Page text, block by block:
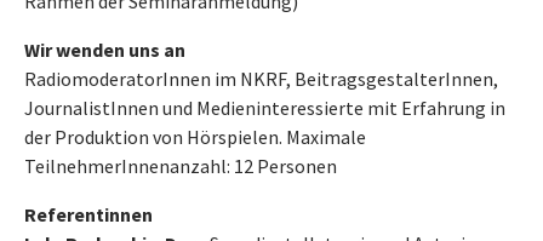
Wir wenden uns an
RadiomoderatorInnen im NKRF, BeitragsgestalterInnen,
JournalistInnen und Medieninteressierte mit Erfahrung in
der Produktion von Hörspielen. Maximale
TeilnehmerInnenanzahl: 12 Personen
Referentinnen